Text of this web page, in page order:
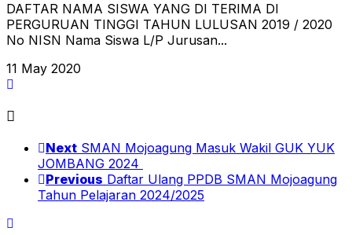
DAFTAR NAMA SISWA YANG DI TERIMA DI
PERGURUAN TINGGI TAHUN LULUSAN 2019 / 2020
No NISN Nama Siswa L/P Jurusan...
11 May 2020
Next SMAN Mojoagung Masuk Wakil GUK YUK
JOMBANG 2024
Previous Daftar Ulang PPDB SMAN Mojoagung
Tahun Pelajaran 2024/2025